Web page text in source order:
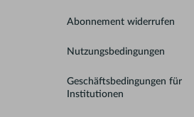
Abonnement widerrufen
Nutzungsbedingungen
Geschäftsbedingungen für
Institutionen